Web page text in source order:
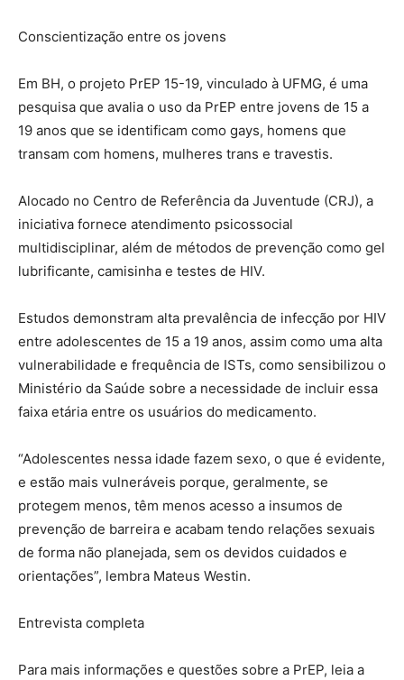
Conscientização entre os jovens
Em BH, o projeto PrEP 15-19, vinculado à UFMG, é uma
pesquisa que avalia o uso da PrEP entre jovens de 15 a
19 anos que se identificam como gays, homens que
transam com homens, mulheres trans e travestis.
Alocado no Centro de Referência da Juventude (CRJ), a
iniciativa fornece atendimento psicossocial
multidisciplinar, além de métodos de prevenção como gel
lubrificante, camisinha e testes de HIV.
Estudos demonstram alta prevalência de infecção por HIV
entre adolescentes de 15 a 19 anos, assim como uma alta
vulnerabilidade e frequência de ISTs, como sensibilizou o
Ministério da Saúde sobre a necessidade de incluir essa
faixa etária entre os usuários do medicamento.
“Adolescentes nessa idade fazem sexo, o que é evidente,
e estão mais vulneráveis porque, geralmente, se
protegem menos, têm menos acesso a insumos de
prevenção de barreira e acabam tendo relações sexuais
de forma não planejada, sem os devidos cuidados e
orientações”, lembra Mateus Westin.
Entrevista completa
Para mais informações e questões sobre a PrEP, leia a